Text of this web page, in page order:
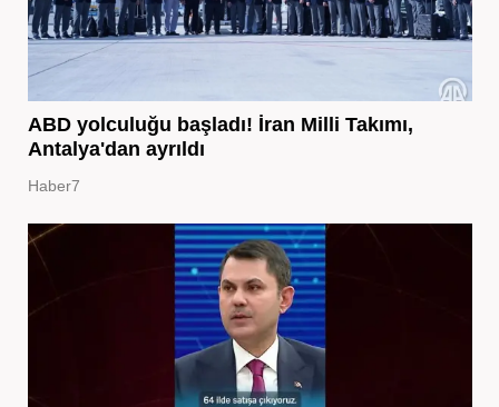
ABD yolculuğu başladı! İran Milli Takımı,
Antalya'dan ayrıldı
Haber7